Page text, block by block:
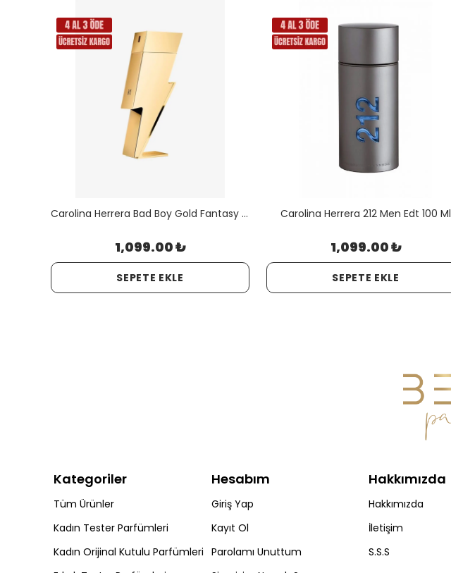
Carolina Herrera Bad Boy Gold Fantasy Men Edt 100 ML
1,099.00 ₺
SEPETE EKLE
Carolina Herrera 212 Men Edt 100 Ml
1,099.00 ₺
SEPETE EKLE
Kategoriler
Tüm Ürünler
Kadın Tester Parfümleri
Kadın Orijinal Kutulu Parfümleri
Hesabım
Giriş Yap
Kayıt Ol
Parolamı Unuttum
Hakkımızda
Hakkımızda
İletişim
S.S.S